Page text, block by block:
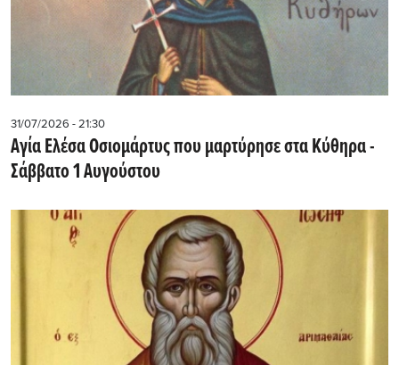
31/07/2026 - 21:30
Αγία Ελέσα Οσιομάρτυς που μαρτύρησε στα Κύθηρα -
Σάββατο 1 Αυγούστου